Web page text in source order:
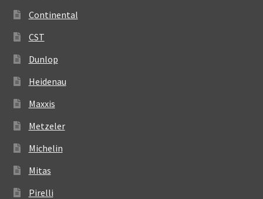
Continental
CST
Dunlop
Heidenau
Maxxis
Metzeler
Michelin
Mitas
Pirelli